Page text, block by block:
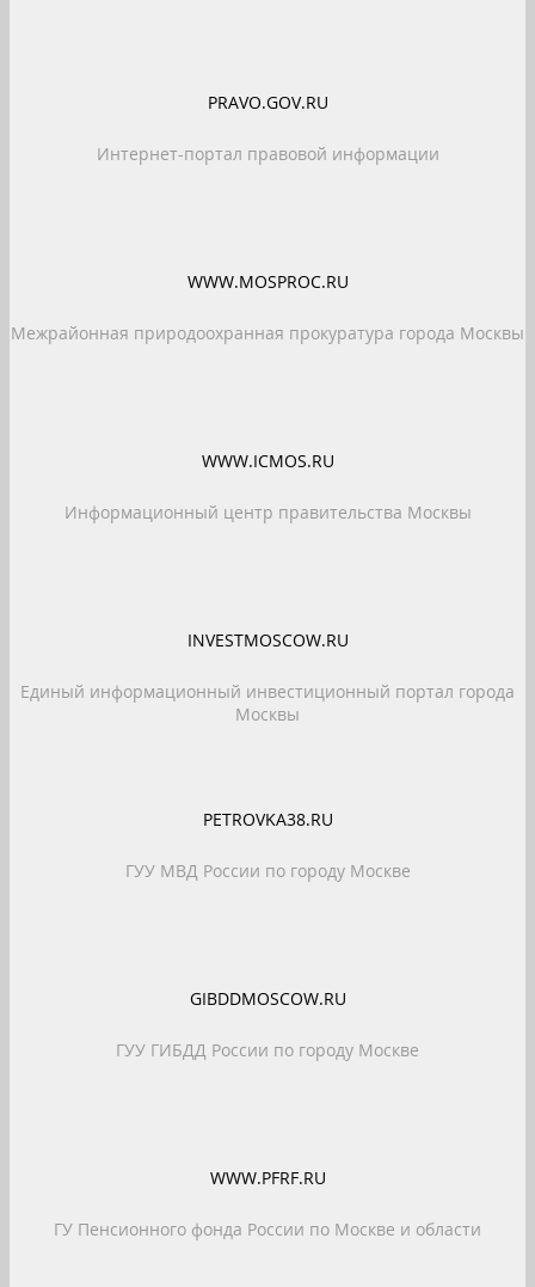
PRAVO.GOV.RU
Интернет-портал правовой информации
WWW.MOSPROC.RU
Межрайонная природоохранная прокуратура города Москвы
WWW.ICMOS.RU
Информационный центр правительства Москвы
INVESTMOSCOW.RU
Единый информационный инвестиционный портал города
Москвы
PETROVKA38.RU
ГУУ МВД России по городу Москве
GIBDDMOSCOW.RU
ГУУ ГИБДД России по городу Москве
WWW.PFRF.RU
ГУ Пенсионного фонда России по Москве и области